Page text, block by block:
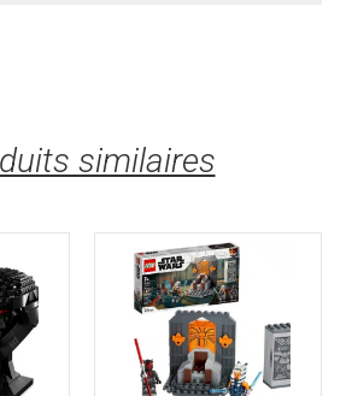
similaires